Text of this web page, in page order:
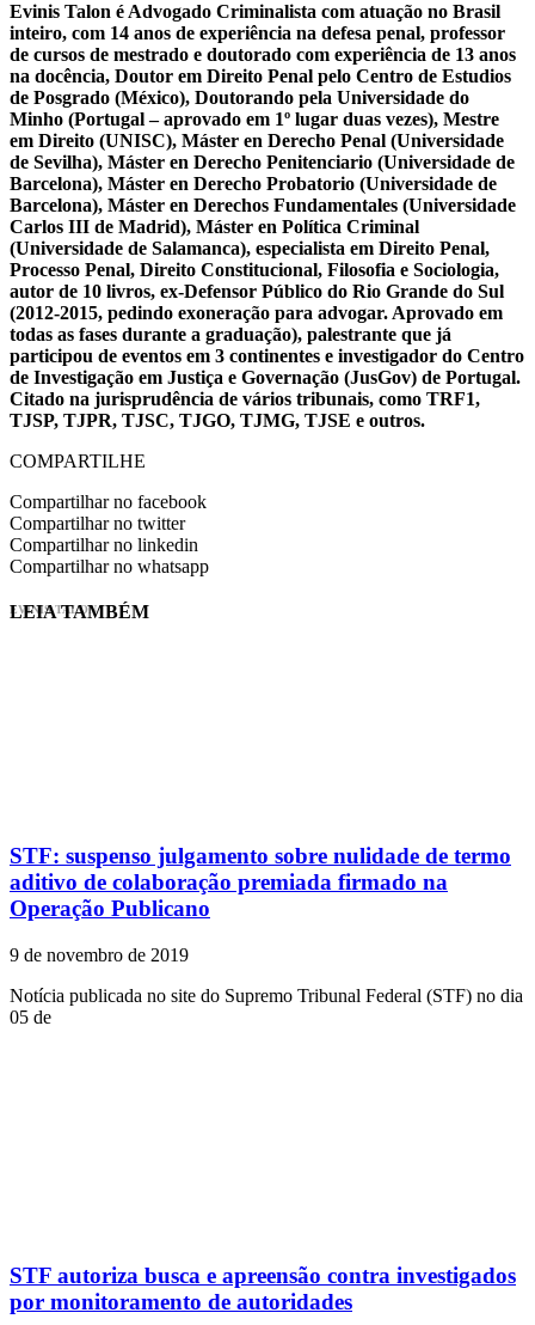
Evinis Talon é Advogado Criminalista com atuação no Brasil
inteiro, com 14 anos de experiência na defesa penal, professor
de cursos de mestrado e doutorado com experiência de 13 anos
na docência, Doutor em Direito Penal pelo Centro de Estudios
de Posgrado (México), Doutorando pela Universidade do
Minho (Portugal – aprovado em 1º lugar duas vezes), Mestre
em Direito (UNISC), Máster en Derecho Penal (Universidade
de Sevilha), Máster en Derecho Penitenciario (Universidade de
Barcelona), Máster en Derecho Probatorio (Universidade de
Barcelona), Máster en Derechos Fundamentales (Universidade
Carlos III de Madrid), Máster en Política Criminal
(Universidade de Salamanca), especialista em Direito Penal,
Processo Penal, Direito Constitucional, Filosofia e Sociologia,
autor de 10 livros, ex-Defensor Público do Rio Grande do Sul
(2012-2015, pedindo exoneração para advogar. Aprovado em
todas as fases durante a graduação), palestrante que já
participou de eventos em 3 continentes e investigador do Centro
de Investigação em Justiça e Governação (JusGov) de Portugal.
Citado na jurisprudência de vários tribunais, como TRF1,
TJSP, TJPR, TJSC, TJGO, TJMG, TJSE e outros.
COMPARTILHE
Compartilhar no facebook
Compartilhar no twitter
Compartilhar no linkedin
Compartilhar no whatsapp
EVINIS TALON
LEIA TAMBÉM
STF: suspenso julgamento sobre nulidade de termo
aditivo de colaboração premiada firmado na
Operação Publicano
9 de novembro de 2019
Notícia publicada no site do Supremo Tribunal Federal (STF) no dia
05 de
STF autoriza busca e apreensão contra investigados
por monitoramento de autoridades